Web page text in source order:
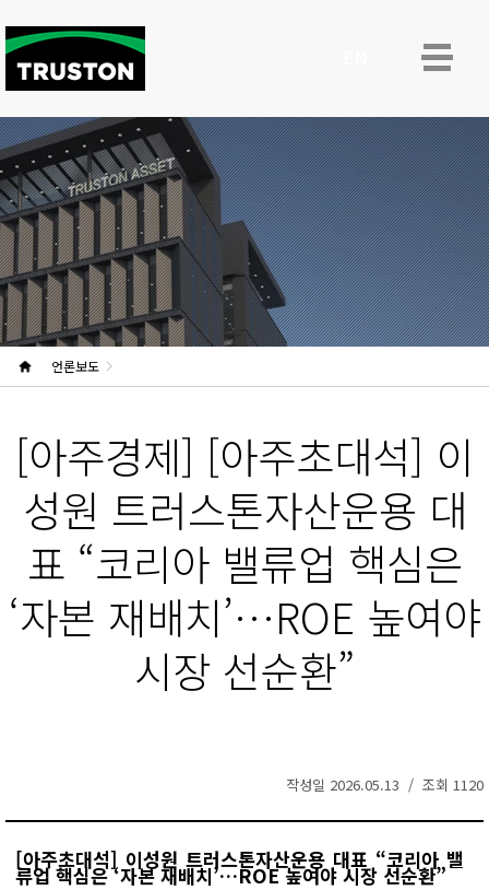
언론보도
[아주경제] [아주초대석] 이
성원 트러스톤자산운용 대
표 “코리아 밸류업 핵심은
‘자본 재배치’…ROE 높여야
시장 선순환”
작성일 2026.05.13 / 조회 1120
[아주초대석] 이성원 트러스톤자산운용 대표 “코리아 밸
류업 핵심은 ‘자본 재배치’…ROE 높여야 시장 선순환”